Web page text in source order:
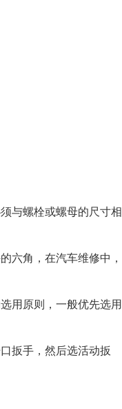
与螺栓或螺母的尺寸相
六角，在汽车维修中，
用原则，一般优先选用
扳手，然后选活动扳